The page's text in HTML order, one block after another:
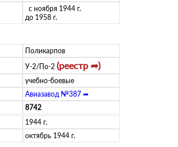
ЗАРЕГИСТРИРОВАТЬСЯ
с ноября 1944 г.
до 1958 г.
Поликарпов
У-2/По-2 (реестр ➦)
учебно-боевые
Авиазавод №387 ➦
8742
1944 г.
октябрь 1944 г.